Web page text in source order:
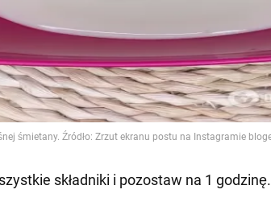
składniki i pozostaw na 1 godzinę.